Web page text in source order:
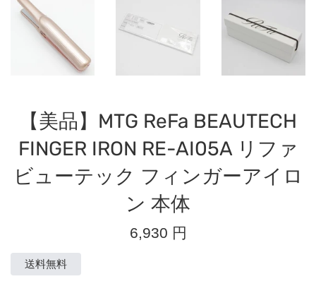
【美品】MTG ReFa BEAUTECH
FINGER IRON RE-AI05A リファ
ビューテック フィンガーアイロ
ン 本体
通
6,930 円
送料無料